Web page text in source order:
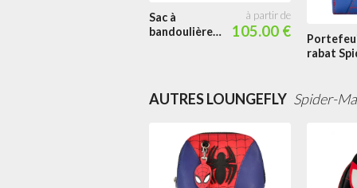
Sac à
bandoulière
105.00 €
rabat
AUTRES LOUNGEFLY Spider-